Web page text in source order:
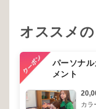
オススメ
パーソナ
メント
カラ